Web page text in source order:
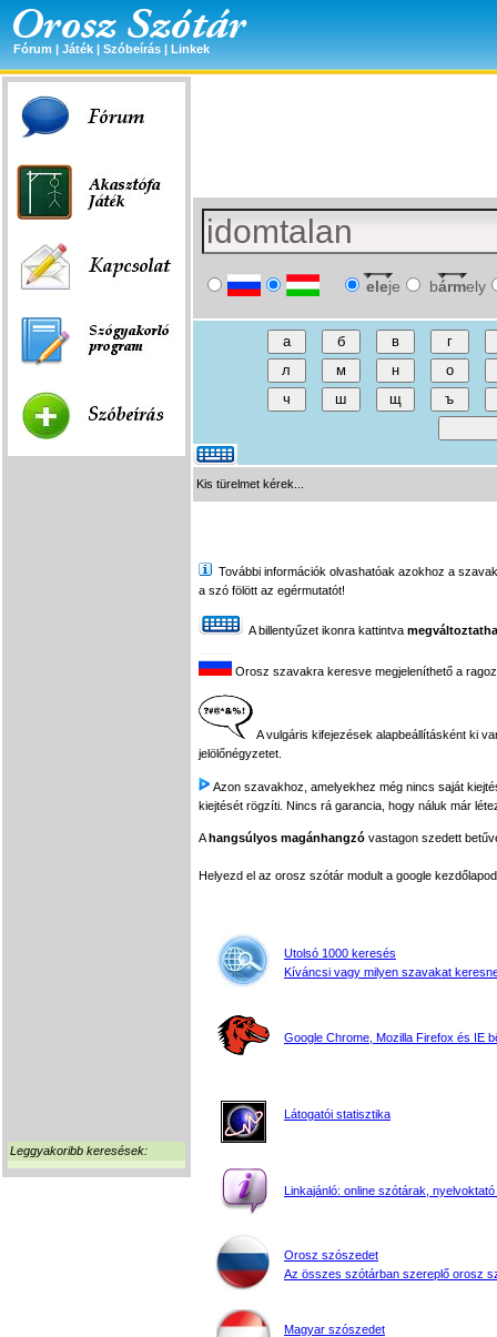
Fórum | Játék | Szóbeírás | Linkek
Leggyakoribb keresések:
eleje bármely
Kis türelmet kérek...
További információk olvashatóak azokhoz a
a szó fölött az egérmutatót!
A billentyűzet ikonra kattintva
Orosz szavakra keresve megjeleníthető a
A vulgáris kifejezések alapbeállításként ki
jelölőnégyzetet.
Azon szavakhoz, amelyekhez még nincs saját
kiejtését rögzíti. Nincs rá garancia, hogy náluk már
Ahangsúlyos magánhangzó vastagon szedett
Helyezd el az orosz szótár modult a google
Utolsó 1000 keresés
Kíváncsi vagy milyen szavakat
Google Chrome, Mozilla Firefox és IE
Látogatói statisztika
Linkajánló: online szótárak, nyelvoktató
Orosz szószedet
Az összes szótárban szereplő orosz
Magyar szószedet